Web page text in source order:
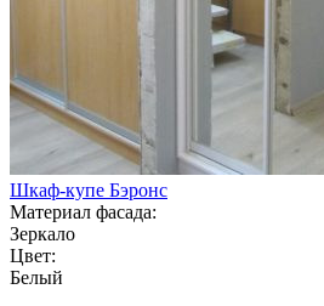
Шкаф-купе Бэронс
Материал фасада:
Зеркало
Цвет:
Белый